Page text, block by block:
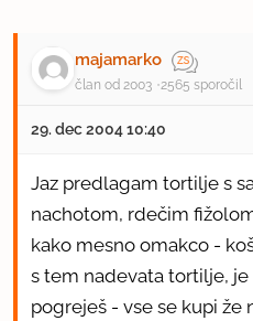
majamarko
član od 2003 2565 sporočil
29. dec 2004 10:40
Jaz predlagam tortilje s
nachotom, rdečim
kako mesno omakco -
s tem nadevata tortilje,
pogreješ - vse se kupi že